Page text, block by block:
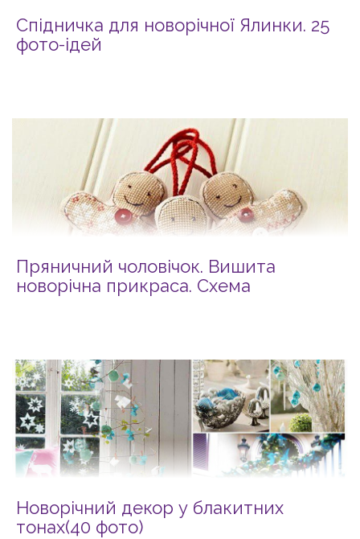
Спідничка для новорічної Ялинки. 25
фото-ідей
Пряничний чоловічок. Вишита
новорічна прикраса. Схема
Новорічний декор у блакитних
тонах(40 фото)